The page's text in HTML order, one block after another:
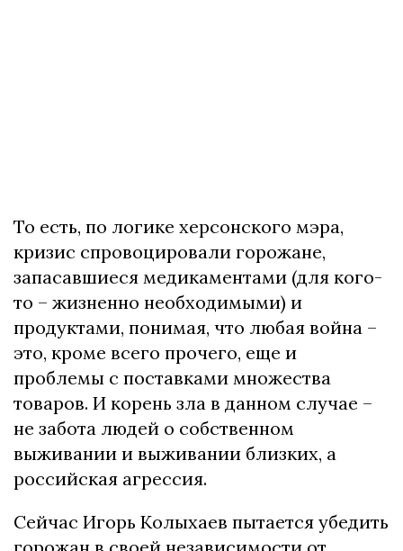
То есть, по логике херсонского мэра,
кризис спровоцировали горожане,
запасавшиеся медикаментами (для кого-
то – жизненно необходимыми) и
продуктами, понимая, что любая война –
это, кроме всего прочего, еще и
проблемы с поставками множества
товаров. И корень зла в данном случае –
не забота людей о собственном
выживании и выживании близких, а
российская агрессия.
Сейчас Игорь Колыхаев пытается убедить
горожан в своей независимости от